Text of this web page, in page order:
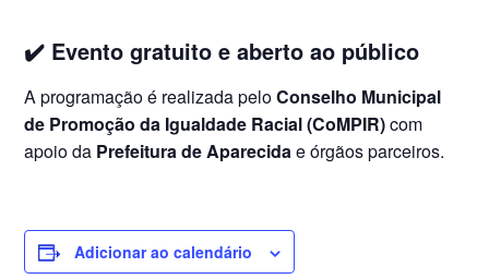
✔️ Evento gratuito e aberto ao público
A programação é realizada peloConselho Municipal
de Promoção da Igualdade Racial (CoMPIR)com
apoio da Prefeitura de Aparecidae órgãos parceiros.
Adicionar ao calendário